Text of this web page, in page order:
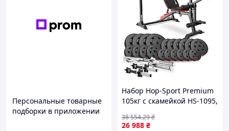
Персональные товарные
подборки в приложении
Набор Hop-Sport Premium
105кг с скамейкой HS-1095,
26 988 ₴
38 554.29₴